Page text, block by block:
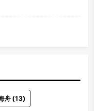
舟(13)